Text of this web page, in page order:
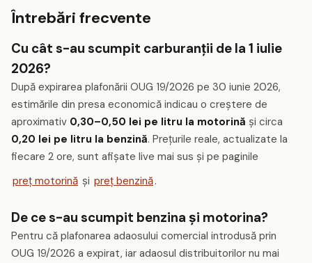
Întrebări frecvente
Cu cât s-au scumpit carburanții de la 1 iulie
2026?
După expirarea plafonării OUG 19/2026 pe 30 iunie 2026,
estimările din presa economică indicau o creștere de
aproximativ 0,30–0,50 lei pe litru la motorină și circa
0,20 lei pe litru la benzină. Prețurile reale, actualizate la
fiecare 2 ore, sunt afișate live mai sus și pe paginile
preț motorină și preț benzină.
De ce s-au scumpit benzina și motorina?
Pentru că plafonarea adaosului comercial introdusă prin
OUG 19/2026 a expirat, iar adaosul distribuitorilor nu mai